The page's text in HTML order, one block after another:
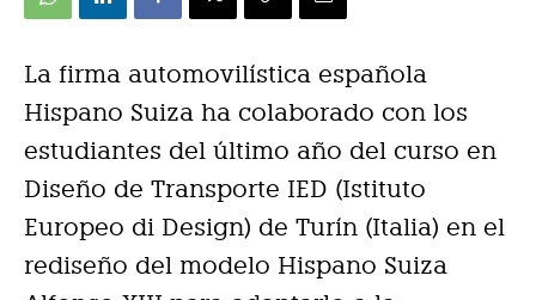
La firma automovilística española
Hispano Suiza ha colaborado con los
estudiantes del último año del curso en
Diseño de Transporte IED (Istituto
Europeo di Design) de Turín (Italia) en el
rediseño del modelo Hispano Suiza